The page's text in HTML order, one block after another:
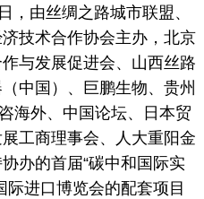
由丝绸之路城市联盟、
技术合作协会主办，北京
与发展促进会、山西丝路
中国）、巨鹏生物、贵州
海外、中国论坛、日本贸
工商理事会、人大重阳金
办的首届“碳中和国际实
际进口博览会的配套项目